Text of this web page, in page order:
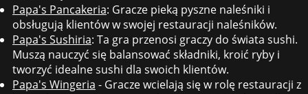
Papa's Pancakeria: Gracze pieką pyszne naleśniki i
obsługują klientów w swojej restauracji naleśników.
Papa's Sushiria: Ta gra przenosi graczy do świata sushi.
Muszą nauczyć się balansować składniki, kroić ryby i
tworzyć idealne sushi dla swoich klientów.
Papa's Wingeria - Gracze wcielają się w rolę restauracji z